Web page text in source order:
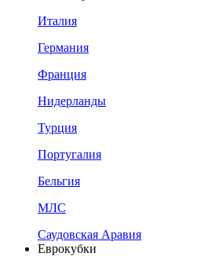
Италия
Германия
Франция
Нидерланды
Турция
Португалия
Бельгия
МЛС
Саудовская Аравия
Еврокубки